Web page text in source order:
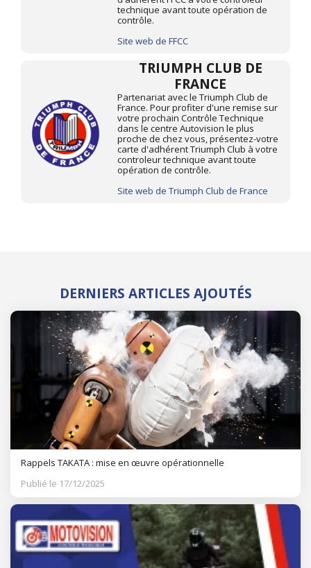
technique avant toute opération de
contrôle.
Site web de FFCC
TRIUMPH CLUB DE
FRANCE
Partenariat avec le Triumph Club de
France. Pour profiter d'une remise sur
votre prochain Contrôle Technique
dans le centre Autovision le plus
proche de chez vous, présentez-votre
carte d'adhérent Triumph Club à votre
controleur technique avant toute
opération de contrôle.
Site web de Triumph Club de France
DERNIERS ARTICLES AJOUTÉS
Rappels TAKATA : mise en œuvre opérationnelle
Publié le 17/12/2025